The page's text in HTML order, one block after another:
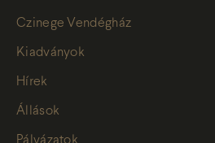
Czinege Vendégház
Kiadványok
Hírek
Állások
Pályázatok